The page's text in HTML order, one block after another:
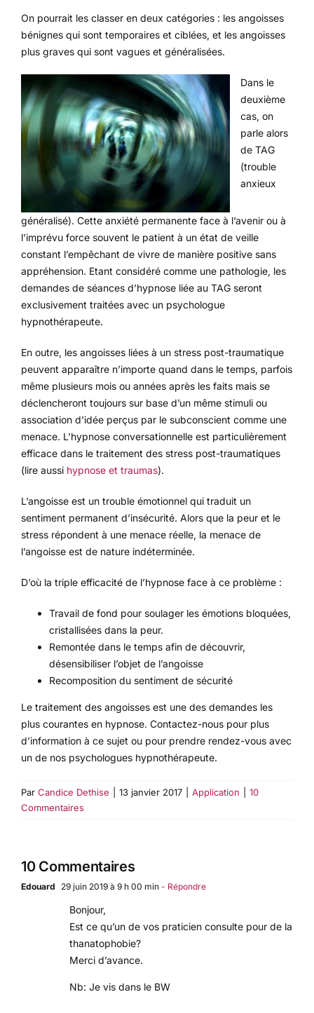
On pourrait les classer en deux catégories : les angoisses
bénignes qui sont temporaires et ciblées, et les angoisses
plus graves qui sont vagues et généralisées.
Dans le
deuxième
cas, on
parle alors
de TAG
(trouble
anxieux
généralisé). Cette anxiété permanente face à l’avenir ou à
l’imprévu force souvent le patient à un état de veille
constant l’empêchant de vivre de manière positive sans
appréhension. Etant considéré comme une pathologie, les
demandes de séances d’hypnose liée au TAG seront
exclusivement traitées avec un psychologue
hypnothérapeute.
En outre, les angoisses liées à un stress post-traumatique
peuvent apparaître n’importe quand dans le temps, parfois
même plusieurs mois ou années après les faits mais se
déclencheront toujours sur base d’un même stimuli ou
association d’idée perçus par le subconscient comme une
menace. L’hypnose conversationnelle est particulièrement
efficace dans le traitement des stress post-traumatiques
(lire aussi hypnose et traumas).
L’angoisse est un trouble émotionnel qui traduit un
sentiment permanent d’insécurité. Alors que la peur et le
stress répondent à une menace réelle, la menace de
l’angoisse est de nature indéterminée.
D’où la triple efficacité de l’hypnose face à ce problème :
Travail de fond pour soulager les émotions bloquées,
cristallisées dans la peur.
Remontée dans le temps afin de découvrir,
désensibiliser l’objet de l’angoisse
Recomposition du sentiment de sécurité
Le traitement des angoisses est une des demandes les
plus courantes en hypnose. Contactez-nous pour plus
d’information à ce sujet ou pour prendre rendez-vous avec
un de nos psychologues hypnothérapeute.
Par Candice Dethise 13 janvier 2017 Application
10
Commentaires
10 Commentaires
Edouard 29 juin 2019 à 9 h 00 min - Répondre
Bonjour,
Est ce qu’un de vos praticien consulte pour de la
thanatophobie?
Merci d’avance.
Nb: Je vis dans le BW